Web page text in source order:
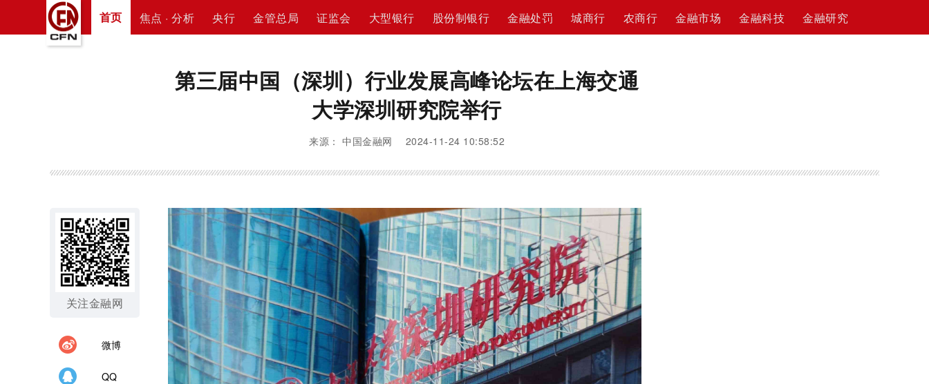
首页 焦点 · 分析 央行 金管总局 证监会 大型银行 股份制银行 金融处罚 城商行 农商行 金融市场 金融科技 金融研究
第三届中国（深圳）行业发展高峰论坛在上海交通
大学深圳研究院举行
来源： 中国金融网 2024-11-24 10:58:52
关注金融网
微博
QQ